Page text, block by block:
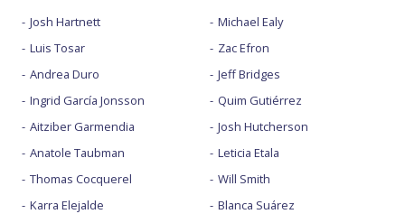
Josh Hartnett
Luis Tosar
Andrea Duro
Ingrid García Jonsson
Aitziber Garmendia
Anatole Taubman
Thomas Cocquerel
Karra Elejalde
Michael Ealy
Zac Efron
Jeff Bridges
Quim Gutiérrez
Josh Hutcherson
Leticia Etala
Will Smith
Blanca Suárez